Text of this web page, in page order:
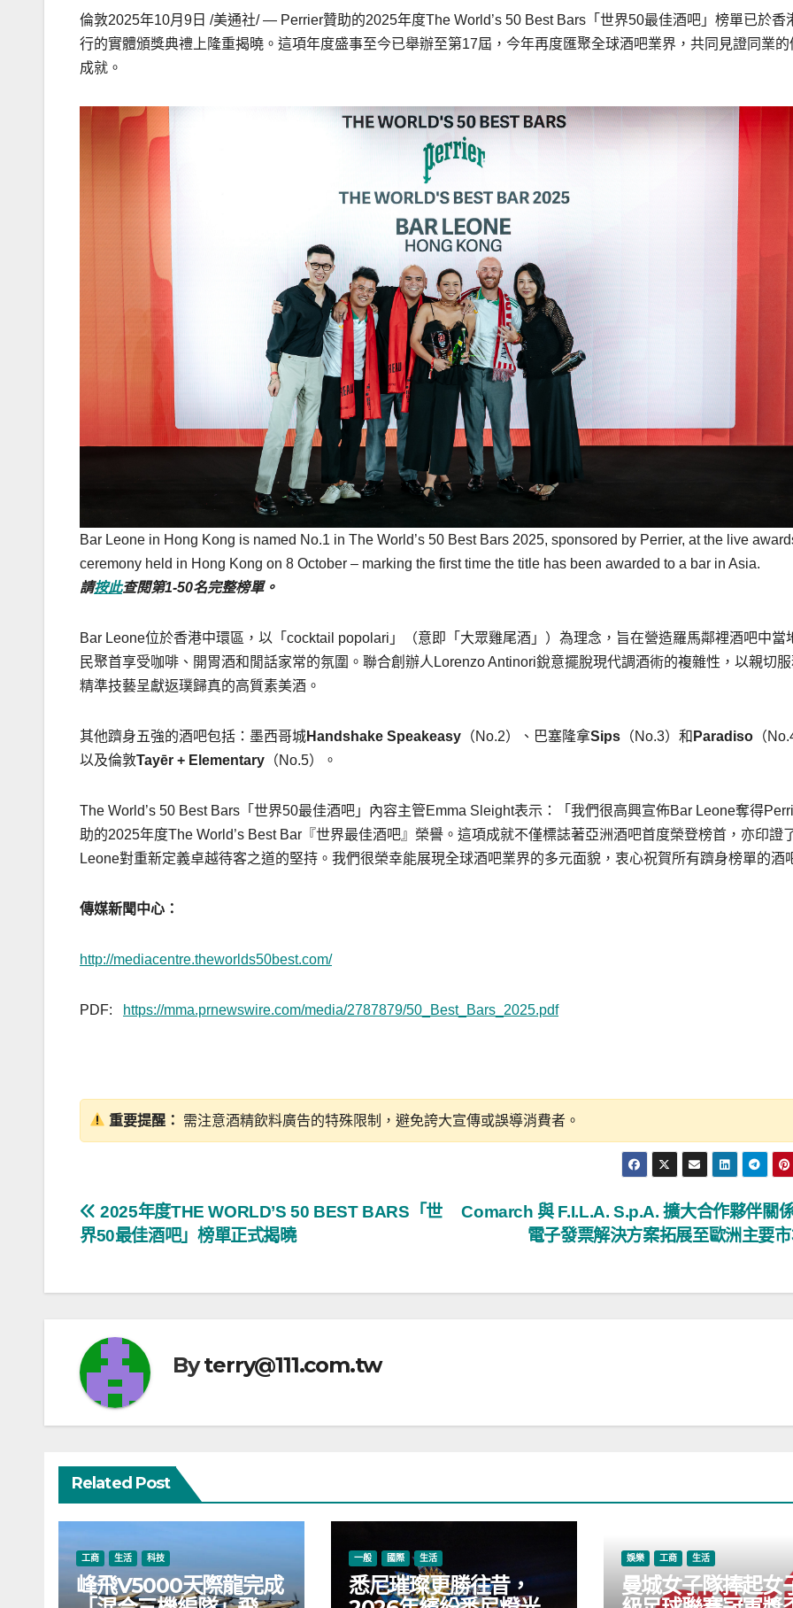
倫敦2025年10月9日 /美通社/ — Perrier贊助的2025年度The World’s 50 Best Bars「世界50最佳酒吧」榜單已於香
行的實體頒獎典禮上隆重揭曉。這項年度盛事至今已舉辦至第17屆，今年再度匯聚全球酒吧業界，共同見證同業的
成就。
Bar Leone in Hong Kong is named No.1 in The World’s 50 Best Bars 2025, sponsored by Perrier, at the live
ceremony held in Hong Kong on 8 October – marking the first time the title has been awarded to a bar in Asia.
請按此查閱第1-50名完整榜單。
Bar Leone位於香港中環區，以「cocktail popolari」（意即「大眾雞尾酒」）為理念，旨在營造羅馬鄰裡酒吧中當
民聚首享受咖啡、開胃酒和閒話家常的氛圍。聯合創辦人Lorenzo Antinori銳意擺脫現代調酒術的複雜性，以親切
精準技藝呈獻返璞歸真的高質素美酒。
其他躋身五強的酒吧包括：墨西哥城Handshake Speakeasy （No.2）、巴塞隆拿Sips （No.3）和 Paradiso （
以及倫敦Tayēr + Elementary （No.5）。
The World’s 50 Best Bars「世界50最佳酒吧」內容主管Emma Sleight表示：「我們很高興宣佈Bar Leone奪得
助的2025年度The World’s Best Bar『世界最佳酒吧』榮譽。這項成就不僅標誌著亞洲酒吧首度榮登榜首，亦印證
Leone對重新定義卓越待客之道的堅持。我們很榮幸能展現全球酒吧業界的多元面貌，衷心祝賀所有躋身榜單的酒
傳媒新聞中心：
http://mediacentre.theworlds50best.com/
PDF: https://mma.prnewswire.com/media/2787879/50_Best_Bars_2025.pdf
重要提醒： 需注意酒精飲料廣告的特殊限制，避免誇大宣傳或誤導消費者。
文
章
導
Comarch 與 F.I.L.A. S.p.A. 擴大合作夥伴關
電子發票解決方案拓展至歐洲主要
2025年度THE WORLD’S 50 BEST BARS「世
界50最佳酒吧」榜單正式揭曉
Byterry@111.com.tw
Related Post
工商 生活 科技
峰飛V5000天際龍完成
一般 國際 生活
悉尼璀璨更勝往昔，
娛樂 工商 生活
曼城女子隊捧起女